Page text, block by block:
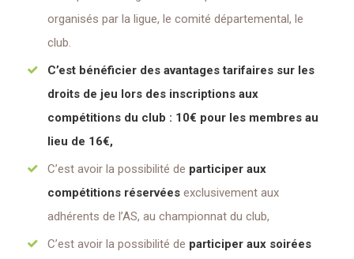
organisés par la ligue, le comité départemental, le
club.
C’est bénéficier des avantages tarifaires sur les
droits de jeu lors des inscriptions aux
compétitions du club : 10€ pour les membres au
lieu de 16€,
C’est avoir la possibilité de participer aux
compétitions réservées exclusivement aux
adhérents de l’AS, au championnat du club,
C’est avoir la possibilité de participer aux soirées